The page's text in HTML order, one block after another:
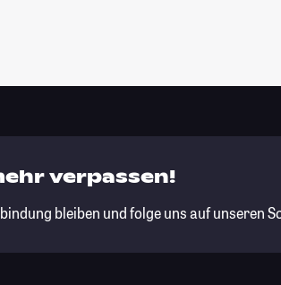
verpassen!
bleiben und folge uns auf unseren